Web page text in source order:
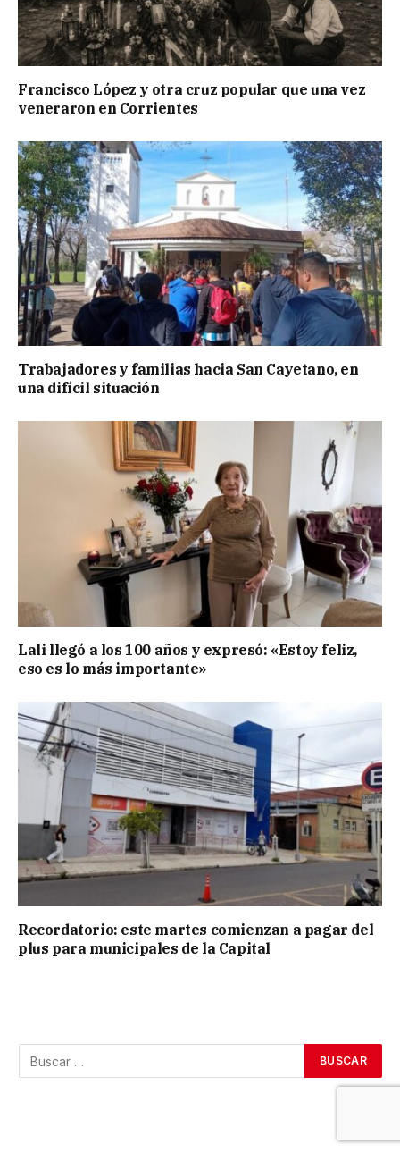
Francisco López y otra cruz popular que una vez
veneraron en Corrientes
Trabajadores y familias hacia San Cayetano, en
una difícil situación
Lali llegó a los 100 años y expresó: «Estoy feliz,
eso es lo más importante»
Recordatorio: este martes comienzan a pagar del
plus para municipales de la Capital